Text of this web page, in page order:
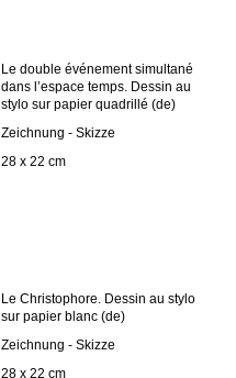
Le double événement simultané
dans l’espace temps. Dessin au
stylo sur papier quadrillé (de)
Zeichnung - Skizze
28 x 22 cm
Le Christophore. Dessin au stylo
sur papier blanc (de)
Zeichnung - Skizze
28 x 22 cm